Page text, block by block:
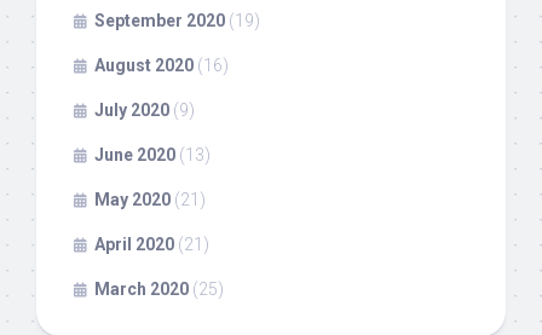
September 2020 (19)
August 2020 (16)
July 2020 (9)
June 2020 (13)
May 2020 (21)
April 2020 (21)
March 2020 (25)